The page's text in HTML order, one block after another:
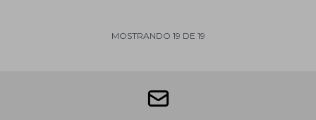
MOSTRANDO 19 DE 19